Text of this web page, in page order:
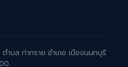
ำบล ท่าทราย อำเภอ เมืองนนทบุรี